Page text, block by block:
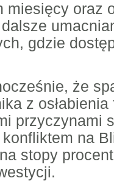
miesięcy oraz
gdzie
że
z
przyczynami
na
stopy